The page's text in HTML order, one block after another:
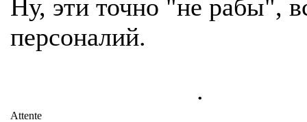
Ну, эти точно "не рабы",
персоналий.
.
Attente